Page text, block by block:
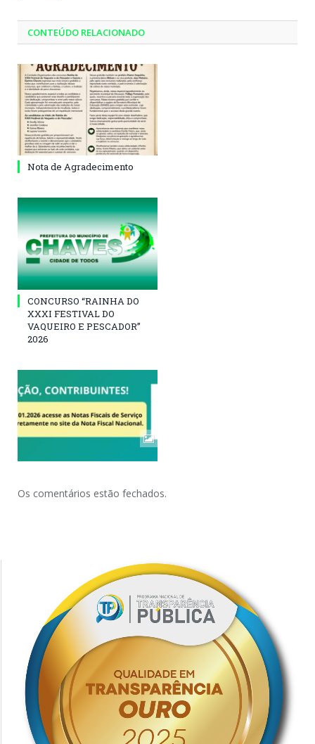
CONTEÚDO RELACIONADO
Nota de Agradecimento
CONCURSO “RAINHA DO
XXXI FESTIVAL DO
VAQUEIRO E PESCADOR”
2026
Os comentários estão fechados.